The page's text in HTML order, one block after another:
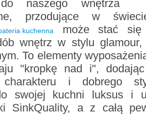
do naszego wnętrza
przodujące w
kuchenna
może stać się
wnętrz w stylu
To elementy
"kropkę nad i",
charakteru i dobrego
swojej kuchni luksus i
SinkQuality, a z całą